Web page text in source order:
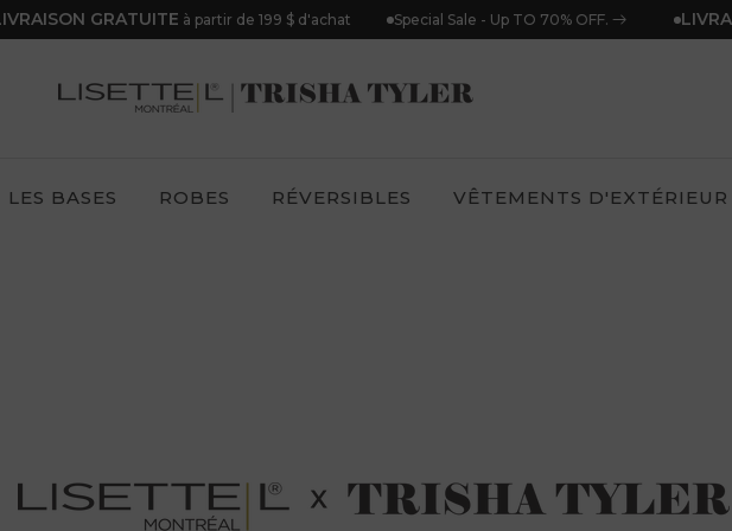
GRATUITEà partir de 199 $ d'achat Special Sale - Up TO 70% OFF.
LES BASES ROBES RÉVERSIBLES VÊTEMENTS D'EXTÉRIEUR